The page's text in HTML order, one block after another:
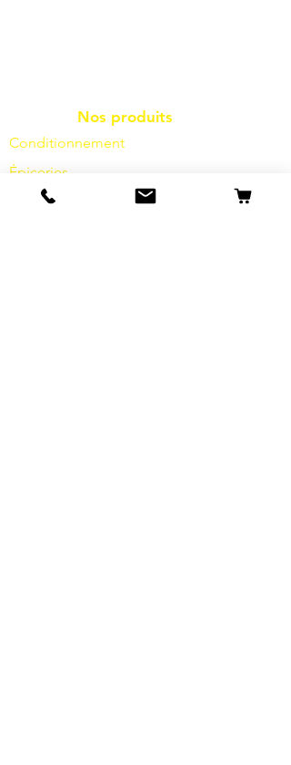
Nos produits
Conditionnement
Épiceries
produits surgelés
Friture
des frites à